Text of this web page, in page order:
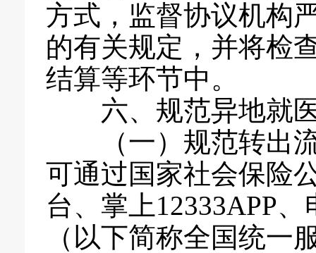
方式，监督协议机构
的有关规定，并将检
结算等环节中。
六、规范异地就
（一）规范转出流
可通过国家社会保险
台、掌上12333APP
（以下简称全国统一